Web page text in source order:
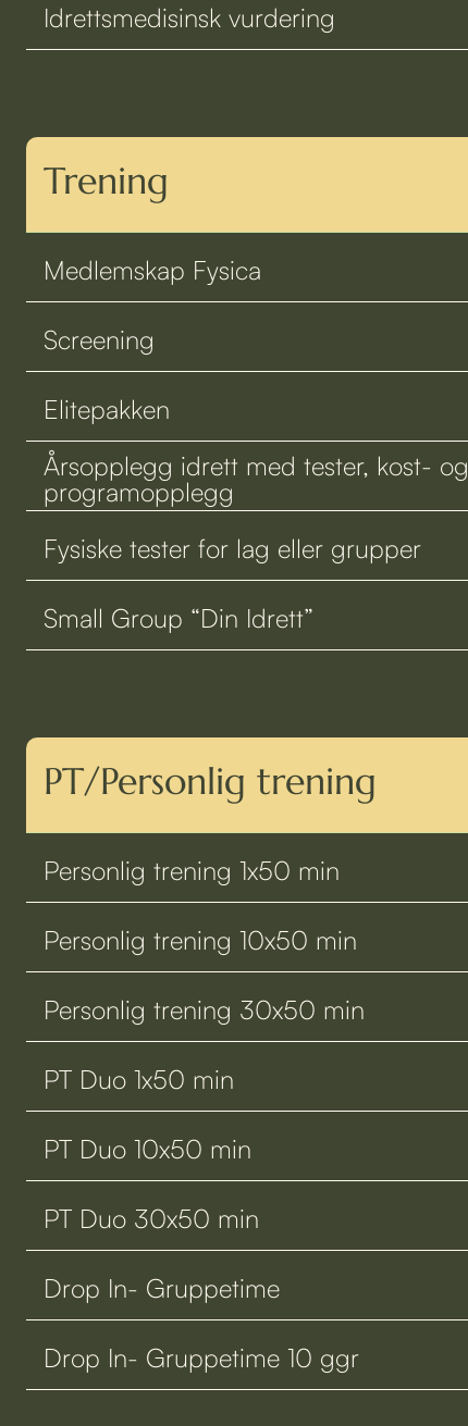
Idrettsmedisinsk vurdering
Trening
Medlemskap Fysica
Screening
Elitepakken
Årsopplegg idrett med tester, kost- og
programopplegg
Fysiske tester for lag eller grupper
Small Group “Din Idrett”
PT/Personlig trening
Personlig trening 1x50 min
Personlig trening 10x50 min
Personlig trening 30x50 min
PT Duo 1x50 min
PT Duo 10x50 min
PT Duo 30x50 min
Drop In- Gruppetime
Drop In- Gruppetime 10 ggr